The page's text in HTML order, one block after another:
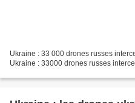
Ukraine : 33 000 drones russes
Ukraine : 33000 drones russes